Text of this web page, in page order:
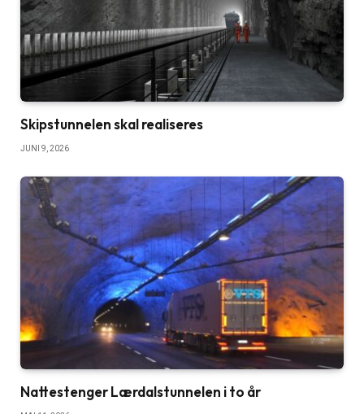
Skipstunnelen skal realiseres
JUNI 9, 2026
Nattestenger Lærdalstunnelen i to år